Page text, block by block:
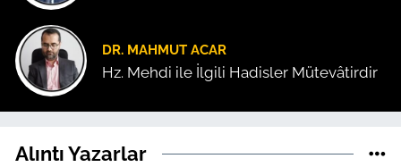
DR. MAHMUT ACAR
Hz. Mehdi ile İlgili Hadisler Mütevâtirdir
Alıntı Yazarlar